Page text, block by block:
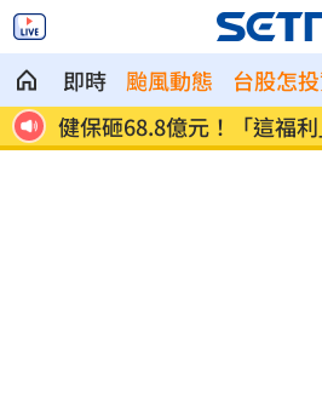
即時 颱風動態 台股怎
外
健保砸68.8億元！「這福